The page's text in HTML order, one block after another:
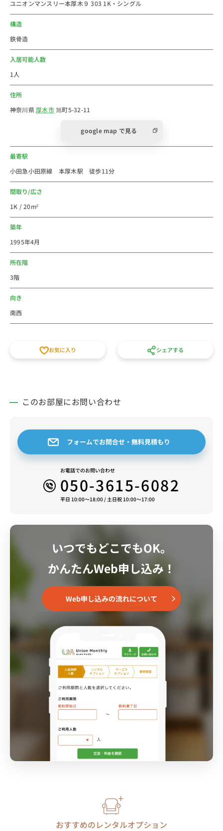
■おすすめコメント
厚木市は、日本の神奈川県の内陸に位置する市です。
2024年の人口は約22万人です。住みたい街1位にも選ば
線の駅で、海老名駅まで約3分、町田駅まで約13分、新
要駅までのアクセスも抜群です。駅近接の「厚木バスセ
への空港連絡バスも発着しています。
駅直結本厚木ミロード、厚木ガーデンシティ、アミュー
あつぎ、イオン厚木店などの商業施設、飲食店や衣料品
店、美容室などが立ち並ぶ「厚木一番街商店街」があり
ます。本厚木駅近隣のスーパーは、オーケー 本厚木
店、ヨークフーズ 厚木店、成城石井 本厚木ミロード
店、業務スーパー本厚木店があり、普段の買い物には困
りません。飲食店は、フィーコディンディア、レストラ
本店、Enfin【アンファン】炎の鉄板料理 × 本厚木リゾ
かもしれません。新人研修や出張にもご利用しやすいエ
リアです。個人での初めての社会人の一人暮らしなど
も比べてください。敷金・礼金・仲介手数料の初期費用
ンです。
スタッフ一同皆様のご予約をお待ちしております。
ユニオンマンスリー本厚木９ 303 1K・シングル
構造
鉄骨造
入居可能人数
1人
住所
神奈川県 厚木市旭町5-32-11
google map で見る
最寄駅
小田急小田原線 本厚木駅 徒歩11分
間取り/広さ
1K / 20m²
築年
1995年4月
所在階
3階
向き
南西
お気に入り シェアする
このお部屋にお問い合わせ
フォームでお問合せ・無料見積もり
お電話でのお問い合わせ
050-3615-6082
平日 10:00～18:00 / 土日祝 10:00～17:00
いつでもどこでもOK。
かんたんWeb申し込み！
Web申し込みの流れについて
おすすめのレンタルオプション